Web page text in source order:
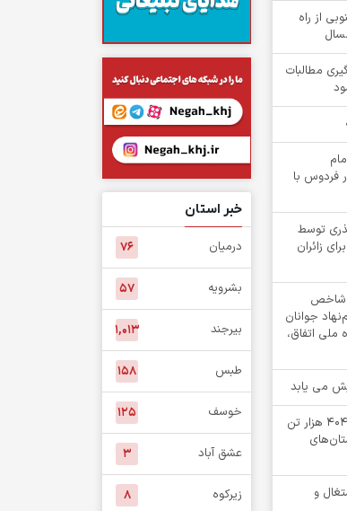
جنوبی از راه
مطالبات
فردوس با
نذری توسط
زائران
در شاخص
جوانان
ملی اتفاق،
می یابد
جابه جایی بیش از 2 میلیون و 404 هزار تن
و
خبر استان
درمیان ۷۶
بشرویه ۵۷
بیرجند ۱,۰۱۳
طبس ۱۵۸
خوسف ۱۲۵
عشق آباد ۳
زیرکوه ۸